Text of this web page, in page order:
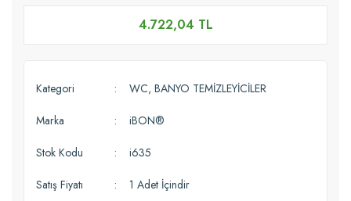
4.722,04 TL
Kategori WC, BANYO TEMİZLEYİCİLER
Marka iBON®
Stok Kodu i635
Satış Fiyatı 1 Adet İçindir